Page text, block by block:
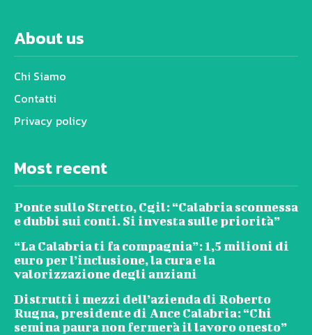
About us
Chi Siamo
Contatti
Privacy policy
Most recent
Ponte sullo Stretto, Cgil: “Calabria sconnessa
e dubbi sui conti. Si investa sulle priorità”
“La Calabria ti fa compagnia”: 1,5 milioni di
euro per l’inclusione, la cura e la
valorizzazione degli anziani
Distrutti i mezzi dell’azienda di Roberto
Rugna, presidente di Ance Calabria: “Chi
semina paura non fermerà il lavoro onesto”